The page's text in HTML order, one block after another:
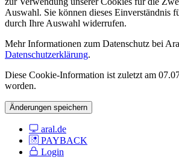
Auswahl. Sie können dieses Einverständnis
durch Ihre Auswahl widerrufen.
Mehr Informationen zum Datenschutz bei
Datenschutzerklärung.
Diese Cookie-Information ist zuletzt am
worden.
Änderungen speichern
aral.de
PAYBACK
Login